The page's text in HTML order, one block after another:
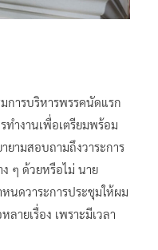
การบริหารพรรคนัดแรก
ทำงานเพื่อเตรียมพร้อม
ยามสอบถามถึงวาระการ
ๆ ด้วยหรือไม่ นาย
ดวาระการประชุมให้ผม
ายเรื่อง เพราะมีเวลา